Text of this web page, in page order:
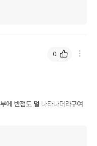
에 반점도 덜 나타나더라구여
0